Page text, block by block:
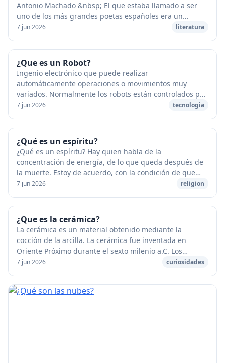
Antonio Machado &nbsp; El que estaba llamado a ser
uno de los más grandes poetas españoles era un
hombre silencioso, con un dejo de timidez. Dotado d...
7 jun 2026 literatura
¿Que es un Robot?
Ingenio electrónico que puede realizar
automáticamente operaciones o movimientos muy
variados. Normalmente los robots están controlados por
ordenador y programados para moverse, manipular
7 jun 2026 tecnologia
¿Qué es un espíritu?
¿Qué es un espíritu? Hay quien habla de la
concentración de energía, de lo que queda después de
la muerte. Estoy de acuerdo, con la condición de que
detrás del campo magnético exista un vigor mental. ...
7 jun 2026 religion
¿Que es la cerámica?
La cerámica es un material obtenido mediante la
cocción de la arcilla. La cerámica fue inventada en
Oriente Próximo durante el sexto milenio a.C. Los
primeros recipientes de cerámica probablemente con...
7 jun 2026 curiosidades